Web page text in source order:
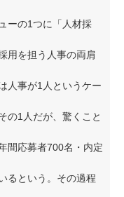
ーの1つに「人材採
用を担う人事の両肩
人事が1人というケー
の1人だが、驚くこと
間応募者700名・内定
るという。その過程